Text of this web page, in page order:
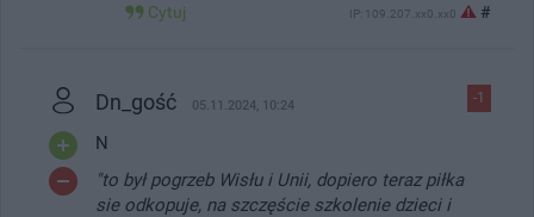
Cytuj IP: 109.207.xx0.xx0 #
-1
Dn_gość 05.11.2024, 10:24
N
"to był pogrzeb Wisłu i Unii, dopiero teraz piłka
sie odkopuje, na szczęście szkolenie dzieci i